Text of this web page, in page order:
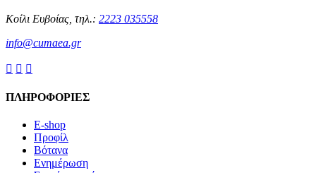
χρήσης
σελίδας*
Κοίλι Ευβοίας, τηλ.: 2223 035558
info@cumaea.gr
  
ΠΛΗΡΟΦΟΡΙΕΣ
E-shop
Προφίλ
Βότανα
Ενημέρωση